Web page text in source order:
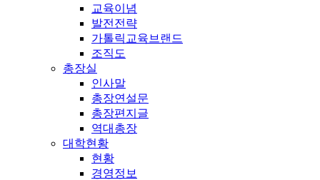
교육이념
발전전략
가톨릭교육브랜드
조직도
총장실
인사말
총장연설문
총장편지글
역대총장
대학현황
현황
경영정보